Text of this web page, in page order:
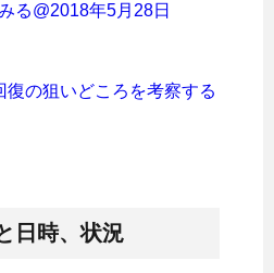
る@2018年5月28日
復の狙いどころを考察する
日時、状況